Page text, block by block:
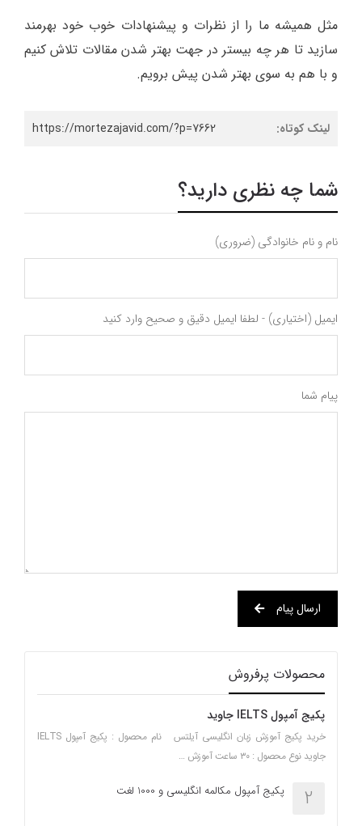
مثل همیشه ما را از نظرات و پیشنهادات خوب خود بهرمند
سازید تا هر چه بیستر در جهت بهتر شدن مقالات تلاش کنیم
و با هم به سوی بهتر شدن پیش برویم.
لینک کوتاه: https://mortezajavid.com/?p=7662
شما چه نظری دارید؟
نام و نام خانوادگی (ضروری)
ایمیل (اختیاری) - لطفا ایمیل دقیق و صحیح وارد کنید
پیام شما
ارسال پیام
محصولات پرفروش
پکیج آمپول IELTS جاوید
خرید پکیج آموزش زبان انگلیسی آیلتس نام محصول : پکیج آمپول IELTS
جاوید نوع محصول : ۳۰ ساعت آموزش …
2 پکیج آمپول مکالمه انگلیسی و 1000 لغت